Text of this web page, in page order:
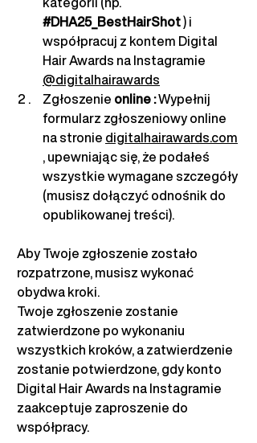
#DHA25_BestHairShot) i
współpracuj z kontem Digital
Hair Awards na Instagramie
@digitalhairawards
Zgłoszenie online:Wypełnij
formularz zgłoszeniowy online
na stronie digitalhairawards.com
, upewniając się, że podałeś
wszystkie wymagane szczegóły
(musisz dołączyć odnośnik do
opublikowanej treści).
Aby Twoje zgłoszenie zostało
rozpatrzone, musisz wykonać
obydwa kroki.
Twoje zgłoszenie zostanie
zatwierdzone po wykonaniu
wszystkich kroków, a zatwierdzenie
zostanie potwierdzone, gdy konto
Digital Hair Awards na Instagramie
zaakceptuje zaproszenie do
współpracy.